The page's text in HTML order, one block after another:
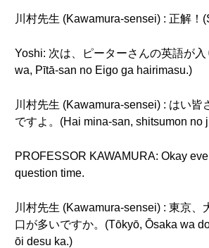
川村先生 (Kawamura-sensei) : 正解！
Yoshi: 次は、ピーターさんの英語が入
wa, Pītā-san no Eigo ga hairimasu.)
川村先生 (Kawamura-sensei) : はい皆
ですよ。(Hai mina-san, shitsumon no
PROFESSOR KAWAMURA: Okay
question time.
川村先生 (Kawamura-sensei) : 東京、
口が多いですか。(Tōkyō, Ōsaka wa
ōi desu ka.)